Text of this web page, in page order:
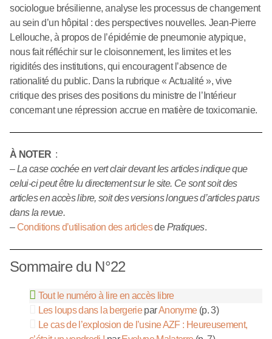
sociologue brésilienne, analyse les processus de changement
au sein d’un hôpital : des perspectives nouvelles. Jean-Pierre
Lellouche, à propos de l’épidémie de pneumonie atypique,
nous fait réfléchir sur le cloisonnement, les limites et les
rigidités des institutions, qui encouragent l’absence de
rationalité du public. Dans la rubrique « Actualité », vive
critique des prises des positions du ministre de l’Intérieur
concernant une répression accrue en matière de toxicomanie.
À NOTER :
–La case cochée en vert clair devant les articles indique que
celui-ci peut être lu directement sur le site. Ce sont soit des
articles en accès libre, soit des versions longues d’articles parus
dans la revue.
–Conditions d’utilisation des articlesdePratiques.
Sommaire du N°22
Tout le numéro à lire en accès libre
Les loups dans la bergerie parAnonyme(p. 3)
Le cas de l’explosion de l’usine AZF : Heureusement,